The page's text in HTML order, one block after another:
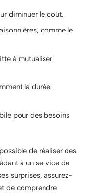
diminuer le coût.
comme le
à mutualiser
la durée
pour des besoins
de réaliser des
à un service de
surprises, assurez-
de comprendre